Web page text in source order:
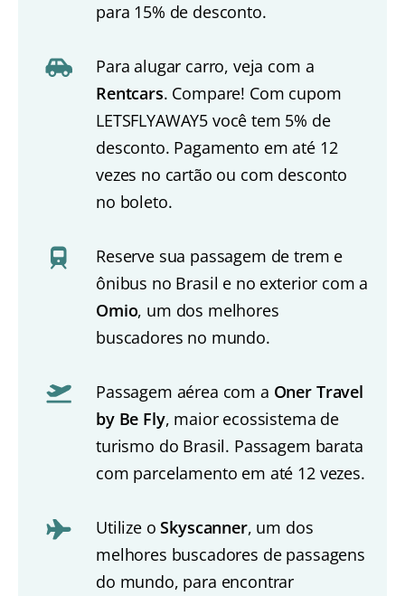
para 15% de desconto.
Para alugar carro, veja com a
Rentcars. Compare! Com cupom
LETSFLYAWAY5 você tem 5% de
desconto. Pagamento em até 12
vezes no cartão ou com desconto
no boleto.
Reserve sua passagem de trem e
ônibus no Brasil e no exterior com a
Omio, um dos melhores
buscadores no mundo.
Passagem aérea com a Oner Travel
by Be Fly, maior ecossistema de
turismo do Brasil. Passagem barata
com parcelamento em até 12 vezes.
Utilize oSkyscanner, um dos
melhores buscadores de passagens
do mundo, para encontrar